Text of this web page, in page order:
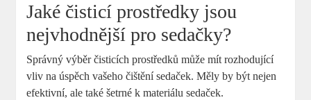
Jaké čisticí prostředky jsou
nejvhodnější pro sedačky?
Správný výběr čisticích prostředků může mít rozhodující
vliv na úspěch vašeho čištění sedaček. Měly by být nejen
efektivní, ale také šetrné k materiálu sedaček.